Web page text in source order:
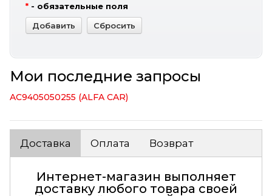
* - обязательные поля
Мои последние запросы
AC9405050255 (ALFA CAR)
Доставка Оплата Возврат
Интернет-магазин выполняет
доставку любого товара своей